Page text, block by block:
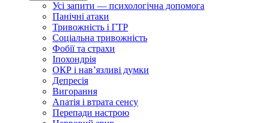
Усі запити — психологічна допомога
Панічні атаки
Тривожність і ГТР
Соціальна тривожність
Фобії та страхи
Іпохондрія
ОКР і навʼязливі думки
Депресія
Вигорання
Апатія і втрата сенсу
Перепади настрою